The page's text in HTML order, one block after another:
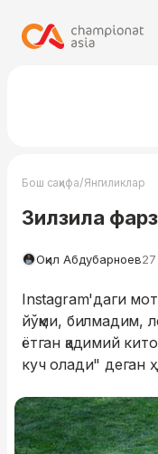
Бош саҳифа/Янгиликлар
Зилзила
Оқил Абдубарноев
Instagram'даги
йўқми, билмадим,
ётган қадимий
куч олади" деган